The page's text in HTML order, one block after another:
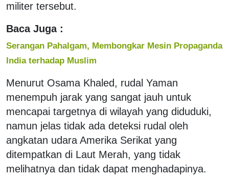
militer tersebut.
Baca Juga :
Serangan Pahalgam, Membongkar Mesin Propaganda
India terhadap Muslim
Menurut Osama Khaled, rudal Yaman
menempuh jarak yang sangat jauh untuk
mencapai targetnya di wilayah yang diduduki,
namun jelas tidak ada deteksi rudal oleh
angkatan udara Amerika Serikat yang
ditempatkan di Laut Merah, yang tidak
melihatnya dan tidak dapat menghadapinya.